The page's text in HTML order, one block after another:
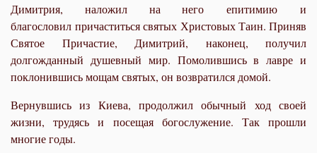
Димитрия, наложил на него епитимию и
благословил причаститься святых Христовых Таин. Приняв
Святое Причастие, Димитрий, наконец, получил
долгожданный душевный мир. Помолившись в лавре и
поклонившись мощам святых, он возвратился домой.
Вернувшись из Киева, продолжил обычный ход своей
жизни, трудясь и посещая богослужение. Так прошли
многие годы.